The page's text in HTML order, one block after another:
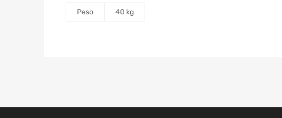
Peso 40 kg